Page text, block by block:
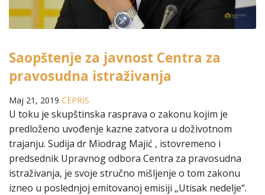
Saopštenje za javnost Centra za
pravosudna istraživanja
Maj 21, 2019 CEPRIS
U toku je skupštinska rasprava o zakonu kojim je
predloženo uvođenje kazne zatvora u doživotnom
trajanju. Sudija dr Miodrag Majić , istovremeno i
predsednik Upravnog odbora Centra za pravosudna
istraživanja, je svoje stručno mišljenje o tom zakonu
izneo u poslednjoj emitovanoj emisiji „Utisak nedelje“.